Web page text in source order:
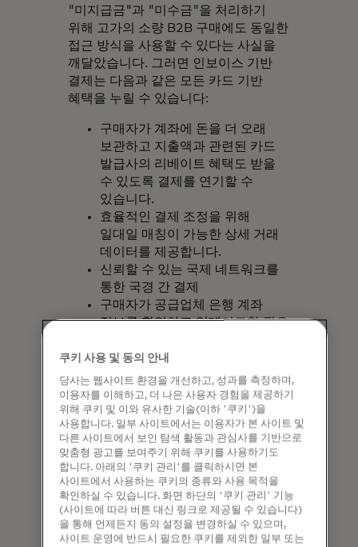
"미지급금"과 "미수금"을 처리하기
위해 고가의 소량 B2B 구매에도 동일한
접근 방식을 사용할 수 있다는 사실을
깨달았습니다. 그러면 인보이스 기반
결제는 다음과 같은 모든 카드 기반
혜택을 누릴 수 있습니다:
구매자가 계좌에 돈을 더 오래
보관하고 지출액과 관련된 카드
발급사의 리베이트 혜택도 받을
수 있도록 결제를 연기할 수
있습니다.
효율적인 결제 조정을 위해
일대일 매칭이 가능한 상세 거래
데이터를 제공합니다.
신뢰할 수 있는 국제 네트워크를
통한 국경 간 결제
구매자가 공급업체 은행 계좌
정보를 확인하고 업데이트할 필요
있습니다.
결제 카드 업계 데이터 보안
표준을준수하는 결제 네트워크를
통한 사기 방지 및 보안.
카드 발급사와 기업 고객은 상업용
결제에 대한 카드 결제의 이점을 점점
더 높이 평가하고 있습니다. 호주, 중국,
인도, 인도네시아, 필리핀, 싱가포르의
국내 B2B 카드 지출은 2017년부터
2023년까지 평균 2배 이상
쿠키 사용 및 동의 안내
당사는 웹사이트 환경을 개선하고, 성과를 측정하며,
이용자를 이해하고, 더 나은 사용자 경험을 제공하기
위해 쿠키 및 이와 유사한 기술(이하 '쿠키')을
사용합니다. 일부 사이트에서는 이용자가 본 사이트 및
다른 사이트에서 보인 탐색 활동과 관심사를 기반으로
맞춤형 광고를 보여주기 위해 쿠키를 사용하기도
합니다. 아래의 '쿠키 관리'를 클릭하시면 본
사이트에서 사용하는 쿠키의 종류와 사용 목적을
확인하실 수 있습니다. 화면 하단의 '쿠키 관리' 기능
(사이트에 따라 버튼 대신 링크로 제공될 수 있습니다)
을 통해 언제든지 동의 설정을 변경하실 수 있으며,
사이트 운영에 반드시 필요한 쿠키를 제외한 일부 또는